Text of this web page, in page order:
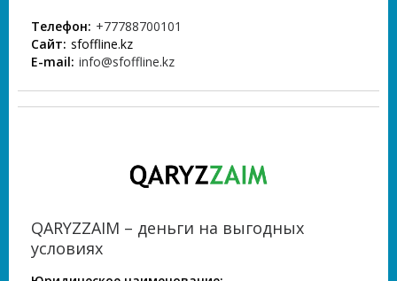
Телефон: +77788700101
Сайт: sfoffline.kz
E-mail: info@sfoffline.kz
QARYZZAIM – деньги на выгодных
условиях